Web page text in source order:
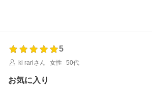
5
ki rariさん
女性 50代
お気に入り